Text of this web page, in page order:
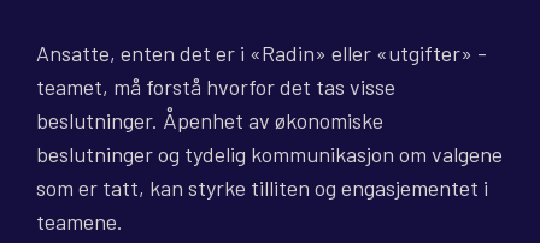
Ansatte, enten det er i «Radin» eller «utgifter» -
teamet, må forstå hvorfor det tas visse
beslutninger. Åpenhet av økonomiske
beslutninger og tydelig kommunikasjon om valgene
som er tatt, kan styrke tilliten og engasjementet i
teamene.